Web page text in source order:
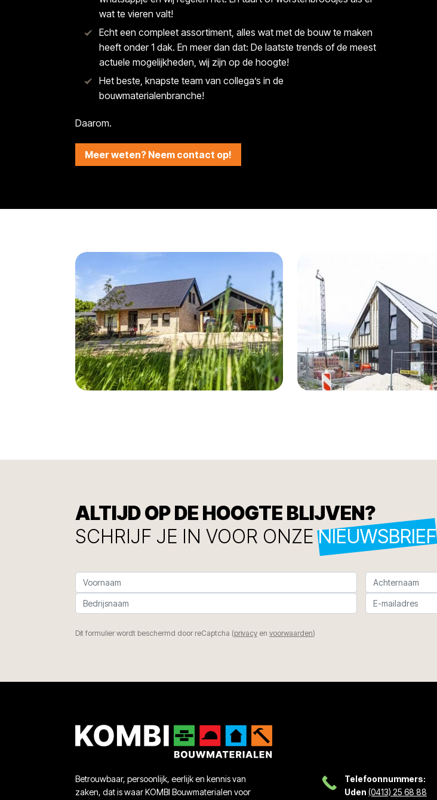
wat te vieren valt!
Echt een compleet assortiment, alles wat met de bouw te maken
heeft onder 1 dak. En meer dan dat: De laatste trends of de meest
actuele mogelijkheden, wij zijn op de hoogte!
Het beste, knapste team van collega’s in de
bouwmaterialenbranche!
Daarom.
Meer weten? Neem contact op!
ALTIJD OP DE HOOGTE BLIJVEN?
SCHRIJF JE IN VOOR ONZENIEUWSBRIEF
Dit formulier wordt beschermd door reCaptcha (privacy en voorwaarden)
Betrouwbaar, persoonlijk, eerlijk en kennis van
zaken, dat is waar KOMBI Bouwmaterialen voor
Telefoonnummers:
Uden (0413) 25 68 88